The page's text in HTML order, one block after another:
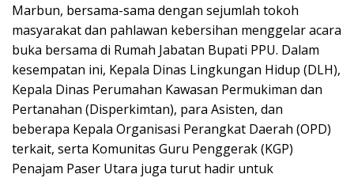
Marbun, bersama-sama dengan sejumlah tokoh
masyarakat dan pahlawan kebersihan menggelar acara
buka bersama di Rumah Jabatan Bupati PPU. Dalam
kesempatan ini, Kepala Dinas Lingkungan Hidup (DLH),
Kepala Dinas Perumahan Kawasan Permukiman dan
Pertanahan (Disperkimtan), para Asisten, dan
beberapa Kepala Organisasi Perangkat Daerah (OPD)
terkait, serta Komunitas Guru Penggerak (KGP)
Penajam Paser Utara juga turut hadir untuk